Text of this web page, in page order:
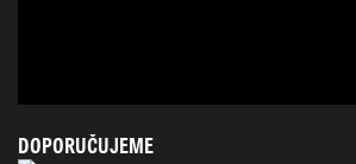
DOPORUČUJEME